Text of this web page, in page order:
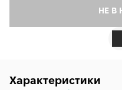
НЕ В
Характеристики